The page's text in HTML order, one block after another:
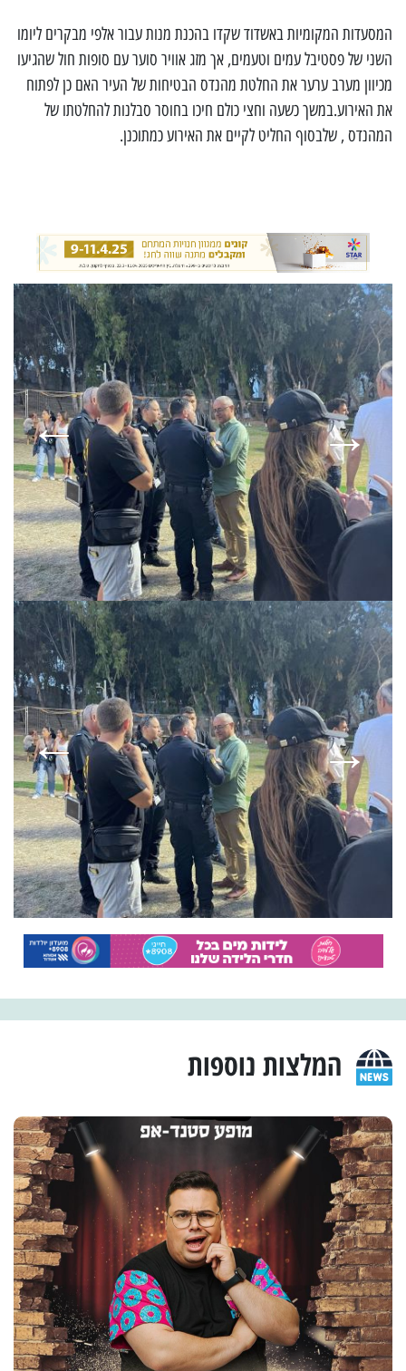
המסעדות המקומיות באשדוד שקדו בהכנת מנות עבור אלפי מבקרים ליומו
השני של פסטיבל עמים וטעמים, אך מזג אוויר סוער עם סופות חול שהגיעו
מכיוון מערב ערער את החלטת מהנדס הבטיחות של העיר האם כן לפתוח
את האירוע.במשך כשעה וחצי כולם חיכו בחוסר סבלנות להחלטתו של
המהנדס , שלבסוף החליט לקיים את האירוע כמתוכנן.
המלצות נוספות